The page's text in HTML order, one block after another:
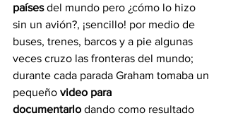
países del mundo pero ¿cómo lo hizo
sin un avión?, ¡sencillo! por medio de
buses, trenes, barcos y a pie algunas
veces cruzo las fronteras del mundo;
durante cada parada Graham tomaba un
pequeño video para
documentarlo dando como resultado